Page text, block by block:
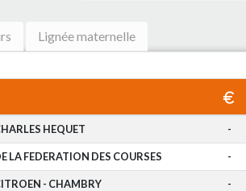
Lignée maternelle
HEQUET -
LA FEDERATION DES COURSES -
- CHAMBRY -